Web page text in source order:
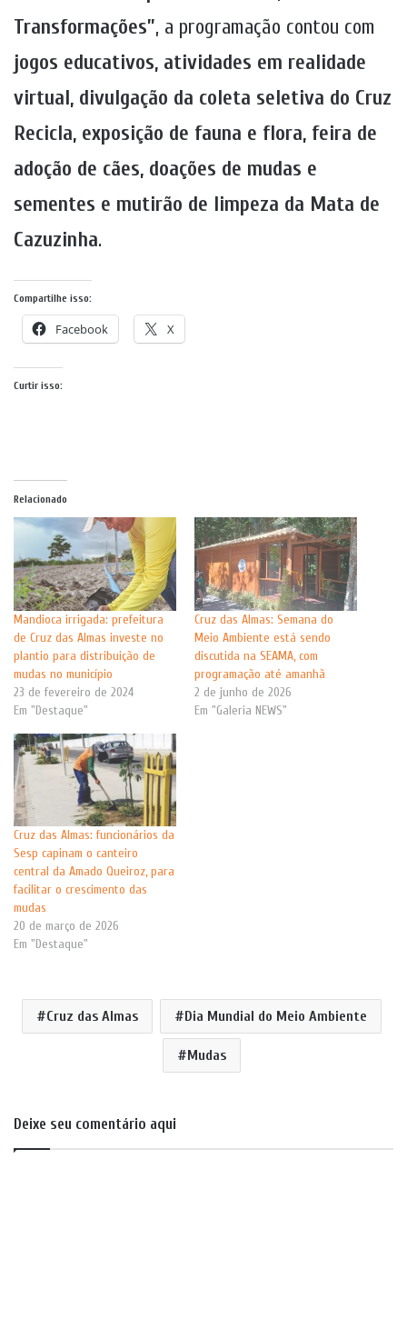
Transformações”, a programação contou com
jogos educativos, atividades em realidade
virtual, divulgação da coleta seletiva do Cruz
Recicla, exposição de fauna e flora, feira de
adoção de cães, doações de mudas e
sementes e mutirão de limpeza da Mata de
Cazuzinha.
Compartilhe isso:
Facebook X
Curtir isso:
Relacionado
Mandioca irrigada: prefeitura
de Cruz das Almas investe no
plantio para distribuição de
mudas no município
23 de fevereiro de 2024
Em "Destaque"
Cruz das Almas: Semana do
Meio Ambiente está sendo
discutida na SEAMA, com
programação até amanhã
2 de junho de 2026
Em "Galeria NEWS"
Cruz das Almas: funcionários da
Sesp capinam o canteiro
central da Amado Queiroz, para
facilitar o crescimento das
mudas
20 de março de 2026
Em "Destaque"
Cruz das Almas Dia Mundial do Meio Ambiente
Mudas
Deixe seu comentário aqui